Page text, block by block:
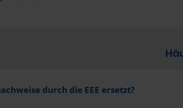
durch die EEE ersetzt?